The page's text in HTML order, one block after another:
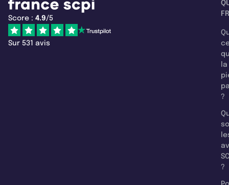
Score : 4.9/5
Sur 531 avis
la
?
?